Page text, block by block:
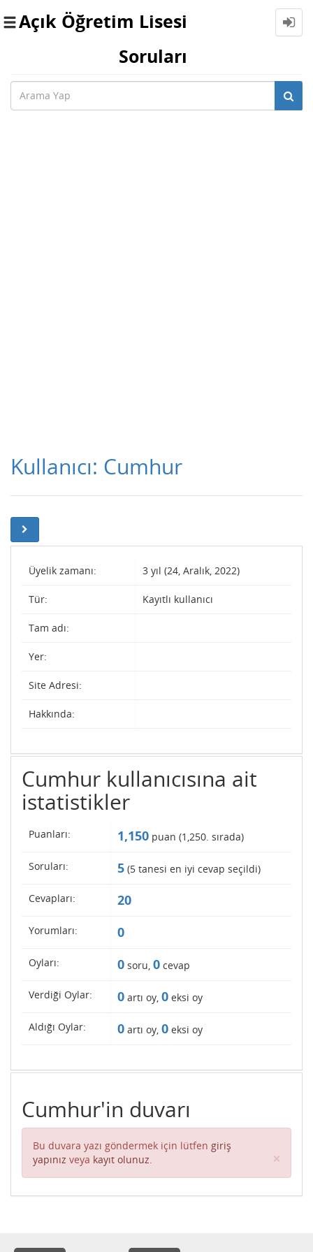
Toggle
Açık Öğretim Lisesi
Soruları
Kullanıcı: Cumhur
Üyelik zamanı: 3 yıl (24, Aralık, 2022)
Tür: Kayıtlı kullanıcı
Tam adı:
Yer:
Site Adresi:
Hakkında:
Cumhur kullanıcısına ait
istatistikler
Puanları: 1,150 puan (1,250. sırada)
Soruları: 5 (5 tanesi en iyi cevap seçildi)
Cevapları: 20
Yorumları: 0
Oyları: 0 soru, 0 cevap
Verdiği Oylar: 0 artı oy, 0 eksi oy
Aldığı Oylar: 0 artı oy, 0 eksi oy
Cumhur'in duvarı
Bu duvara yazı göndermek için lütfen giriş
yapınız veya kayıt olunuz. ×